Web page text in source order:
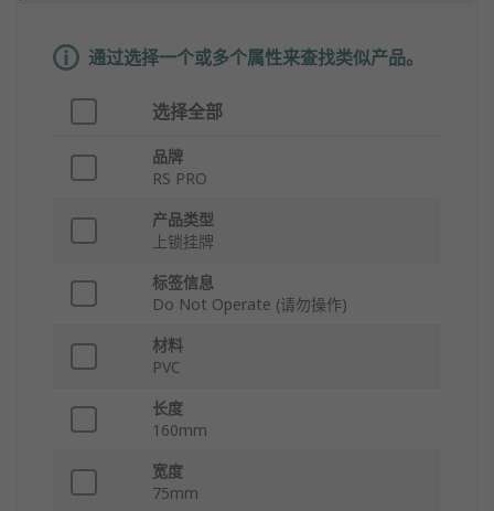
通过选择一个或多个属性来查找类似产品。
选择全部
品牌
RS PRO
产品类型
上锁挂牌
标签信息
Do Not Operate (请勿操作)
材料
PVC
长度
160mm
宽度
75mm